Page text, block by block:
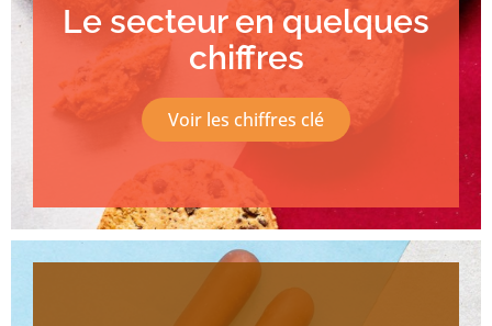
Le secteur en quelques
chiffres
Voir les chiffres clé